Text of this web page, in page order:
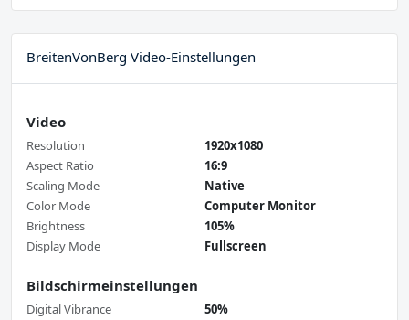
BreitenVonBerg Video-Einstellungen
Video
Resolution
1920x1080
Aspect Ratio
16:9
Scaling Mode
Native
Color Mode
Computer Monitor
Brightness
105%
Display Mode
Fullscreen
Bildschirmeinstellungen
Digital Vibrance
50%